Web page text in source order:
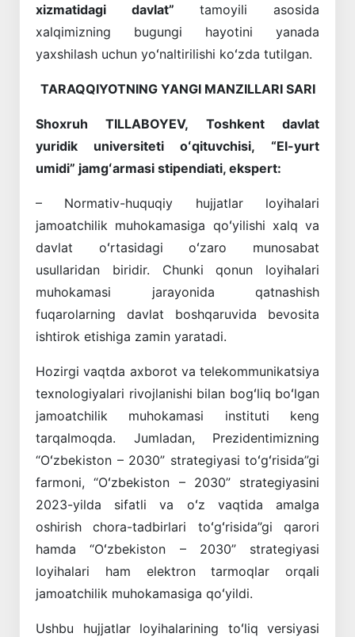
xizmatidagi davlat” tamoyili asosida
xalqimizning bugungi hayotini yanada
yaxshilash uchun yoʻnaltirilishi koʻzda tutilgan.
TARAQQIYOTNING YANGI MANZILLARI SARI
Shoxruh TILLABOYEV, Toshkent davlat
yuridik universiteti oʻqituvchisi, “El-yurt
umidi” jamgʻarmasi stipendiati, ekspert:
– Normativ-huquqiy hujjatlar loyihalari
jamoatchilik muhokamasiga qoʻyilishi xalq va
davlat oʻrtasidagi oʻzaro munosabat
usullaridan biridir. Chunki qonun loyihalari
muhokamasi jarayonida qatnashish
fuqarolarning davlat boshqaruvida bevosita
ishtirok etishiga zamin yaratadi.
Hozirgi vaqtda axborot va telekommunikatsiya
texnologiyalari rivojlanishi bilan bogʻliq boʻlgan
jamoatchilik muhokamasi instituti keng
tarqalmoqda. Jumladan, Prezidentimizning
“Oʻzbekiston – 2030” strategiyasi toʻgʻrisida”gi
farmoni, “Oʻzbekiston – 2030” strategiyasini
2023-yilda sifatli va oʻz vaqtida amalga
oshirish chora-tadbirlari toʻgʻrisida”gi qarori
hamda “Oʻzbekiston – 2030” strategiyasi
loyihalari ham elektron tarmoqlar orqali
jamoatchilik muhokamasiga qoʻyildi.
Ushbu hujjatlar loyihalarining toʻliq versiyasi